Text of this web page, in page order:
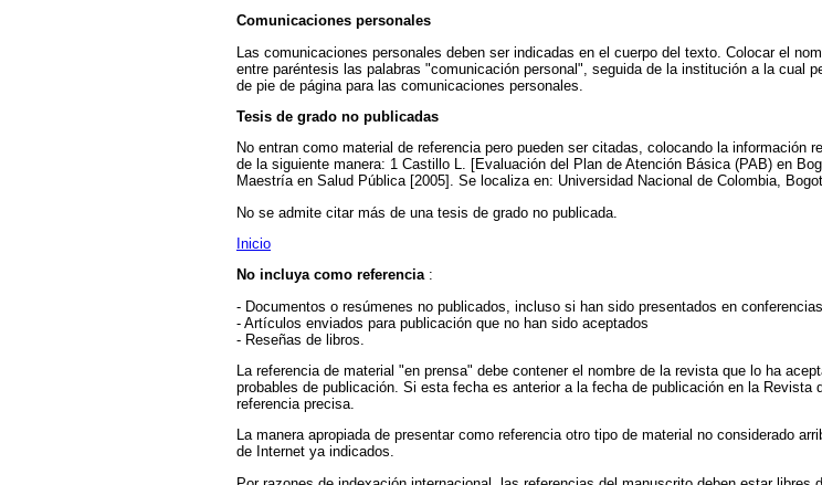
Comunicaciones personales
Las comunicaciones personales deben ser indicadas en el cuerpo del texto. Colocar el
entre paréntesis las palabras "comunicación personal", seguida de la institución a la cual
de pie de página para las comunicaciones personales.
Tesis de grado no publicadas
No entran como material de referencia pero pueden ser citadas, colocando la información
de la siguiente manera: 1 Castillo L. [Evaluación del Plan de Atención Básica (PAB) en
Maestría en Salud Pública [2005]. Se localiza en: Universidad Nacional de Colombia,
No se admite citar más de una tesis de grado no publicada.
Inicio
No incluya como referencia :
- Documentos o resúmenes no publicados, incluso si han sido presentados en
- Artículos enviados para publicación que no han sido aceptados
- Reseñas de libros.
La referencia de material "en prensa" debe contener el nombre de la revista que lo ha
probables de publicación. Si esta fecha es anterior a la fecha de publicación en la Revista
referencia precisa.
La manera apropiada de presentar como referencia otro tipo de material no considerado
de Internet ya indicados.